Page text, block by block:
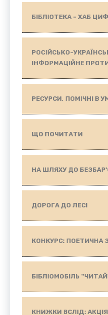
БІБЛІОТЕКА - ХАБ
РОСІЙСЬКО-
ІНФОРМАЦІЙНЕ
РЕСУРСИ, ПОМІЧНІ В
ЩО ПОЧИТАТИ
НА ШЛЯХУ ДО
ДОРОГА ДО ЛЕСІ
КОНКУРС: ПОЕТИЧНА
БІБЛІОМОБІЛЬ
КНИЖКИ ВСЛІД: АКЦІЯ